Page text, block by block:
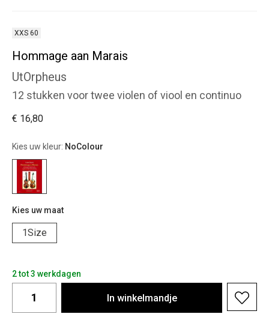
XXS 60
Hommage aan Marais
UtOrpheus
12 stukken voor twee violen of viool en continuo
€ 16,80
Kies uw kleur: NoColour
Kies uw maat
1Size
2 tot 3 werkdagen
In winkelmandje